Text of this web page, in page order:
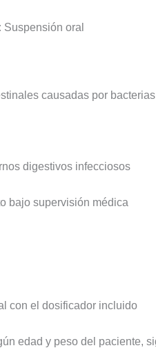
Suspensión oral
causadas por
digestivos infecciosos
bajo supervisión médica
con el dosificador incluido
edad y peso del paciente,